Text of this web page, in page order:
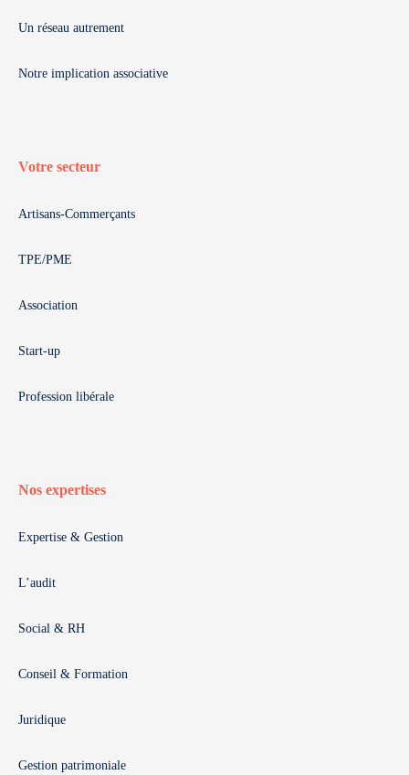
Un réseau autrement
Notre implication associative
Votre secteur
Artisans-Commerçants
TPE/PME
Association
Start-up
Profession libérale
Nos expertises
Expertise & Gestion
L’audit
Social & RH
Conseil & Formation
Juridique
Gestion patrimoniale